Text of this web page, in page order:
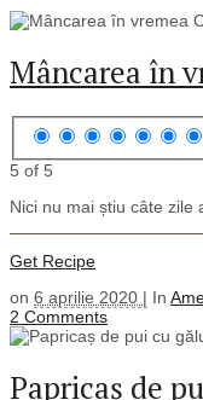
Mâncarea în
5 of 5
Nici nu mai știu câte zile
Get Recipe
on 6 aprilie 2020 | In
2 Comments
Papricaș de